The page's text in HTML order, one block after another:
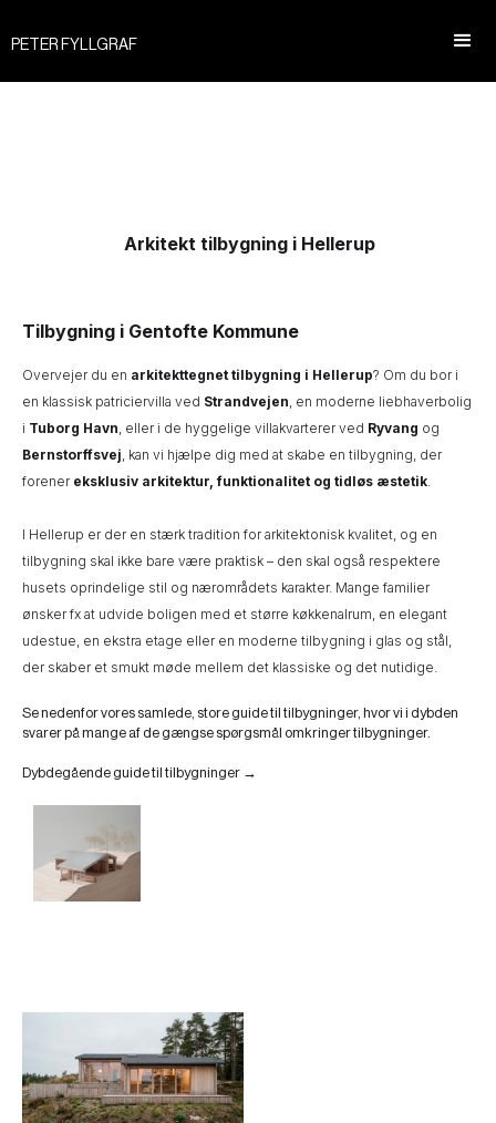
PETER FYLLGRAF
Arkitekt tilbygning i Hellerup
Tilbygning i Gentofte Kommune
Overvejer du en arkitekttegnet tilbygning i Hellerup? Om du bor i
en klassisk patriciervilla ved Strandvejen, en moderne liebhaverbolig
i Tuborg Havn, eller i de hyggelige villakvarterer ved Ryvang og
Bernstorffsvej, kan vi hjælpe dig med at skabe en tilbygning, der
forener eksklusiv arkitektur, funktionalitet og tidløs æstetik.
I Hellerup er der en stærk tradition for arkitektonisk kvalitet, og en
tilbygning skal ikke bare være praktisk – den skal også respektere
husets oprindelige stil og nærområdets karakter. Mange familier
ønsker fx at udvide boligen med et større køkkenalrum, en elegant
udestue, en ekstra etage eller en moderne tilbygning i glas og stål,
der skaber et smukt møde mellem det klassiske og det nutidige.
Se nedenfor vores samlede, store guide til tilbygninger, hvor vi i dybden
svarer på mange af de gængse spørgsmål omkringer tilbygninger.
Dybdegående guide til tilbygninger →